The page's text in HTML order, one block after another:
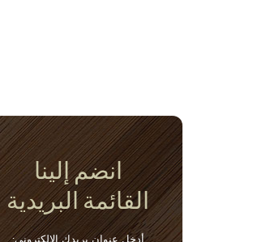
انضم إلينا
القائمة البريدية
أدخل عنوان بريدك الإلكتروني: